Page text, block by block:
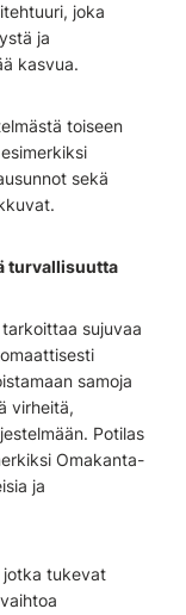
joka
ja
kasvua.
toiseen
sekä
turvallisuutta
sujuvaa
samoja
virheitä,
Potilas
Omakanta-
ja
jotka tukevat